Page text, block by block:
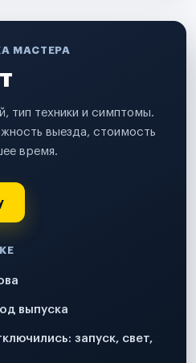
МАСТЕРА
тип техники и симптомы.
выезда, стоимость
время.
выпуска
запуск, свет,